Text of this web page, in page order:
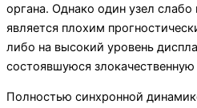
органа. Однако один узел слабо
является плохим
либо на высокий уровень
состоявшуюся
Полностью синхронной